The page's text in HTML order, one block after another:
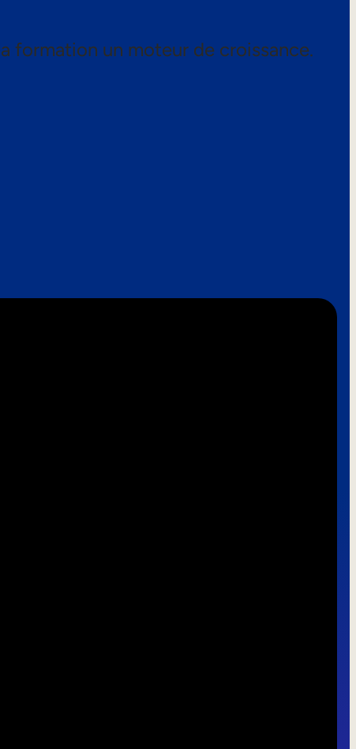
formation un moteur de croissance.